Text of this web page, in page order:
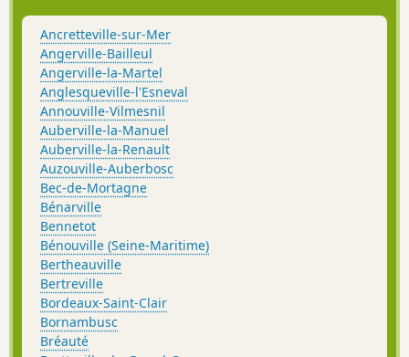
Ancretteville-sur-Mer
Angerville-Bailleul
Angerville-la-Martel
Anglesqueville-l'Esneval
Annouville-Vilmesnil
Auberville-la-Manuel
Auberville-la-Renault
Auzouville-Auberbosc
Bec-de-Mortagne
Bénarville
Bennetot
Bénouville (Seine-Maritime)
Bertheauville
Bertreville
Bordeaux-Saint-Clair
Bornambusc
Bréauté